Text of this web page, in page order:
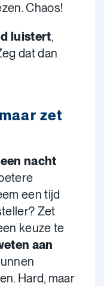
Chaos!
luistert,
dat dan
zet
nacht
een tijd
Zet
keuze te
aan
Hard, maar